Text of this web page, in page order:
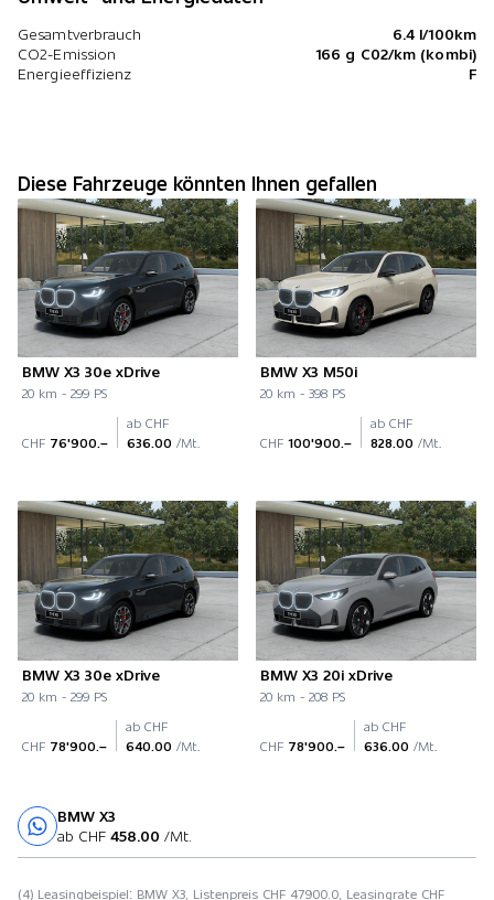
Gesamtverbrauch
6.4 l/100km
CO2-Emission
166 g C02/km (kombi)
Energieeffizienz
F
Diese Fahrzeuge könnten Ihnen gefallen
BMW X3 30e xDrive
20 km - 299 PS
CHF 76'900.–
ab CHF
636.00 /Mt.
BMW X3 M50i
20 km - 398 PS
CHF 100'900.–
ab CHF
828.00 /Mt.
BMW X3 30e xDrive
20 km - 299 PS
CHF 78'900.–
ab CHF
640.00 /Mt.
BMW X3 20i xDrive
20 km - 208 PS
CHF 78'900.–
ab CHF
636.00 /Mt.
BMW X3
ab CHF 458.00 /Mt.
(4) Leasingbeispiel: BMW X3, Listenpreis CHF 47900.0, Leasingrate CHF